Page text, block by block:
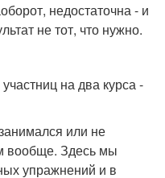
недостаточна - и
не тот, что нужно.
на два курса -
или не
вообще. Здесь мы
упражнений и в